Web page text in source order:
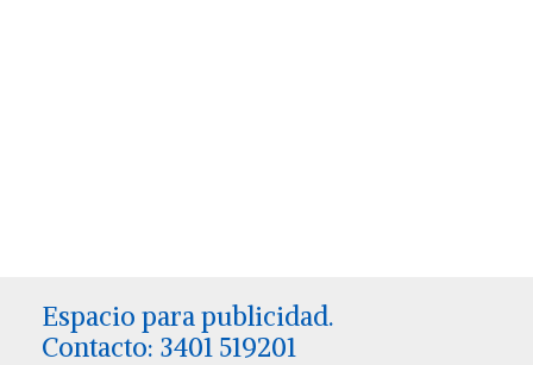
Espacio para publicidad.
Contacto: 3401 519201